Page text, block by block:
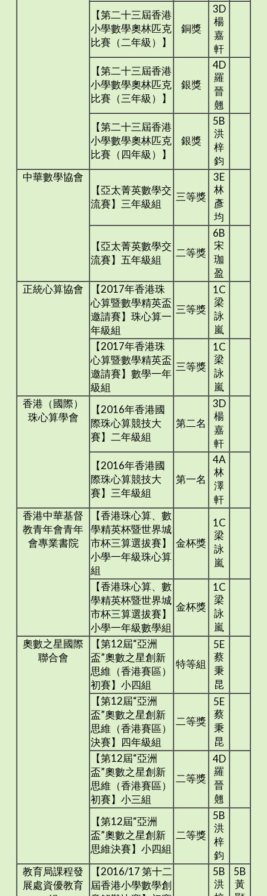
【第二十三屆香港
小學數學奧林匹克
比賽（二年級）】
銅獎
3D
楊
嘉
軒
【第二十三屆香港
小學數學奧林匹克
比賽（三年級）】
銀獎
4D
羅
晉
翹
【第二十三屆香港
小學數學奧林匹克
比賽（四年級）】
銀獎
5B
洪
梓
鈞
中華數學協會
【亞太菁英數學交
流賽】三年級組
三等獎
3E
林
彥
均
【亞太菁英數學交
流賽】五年級組
二等獎
6B
宋
珈
盈
正統心算協會
【2017年香港珠
心算暨數學精英盃
邀請賽】珠心算一
年級組
三等獎
1C
梁
詠
嵐
【2017年香港珠
心算暨數學精英盃
邀請賽】數學一年
級組
三等獎
1C
梁
詠
嵐
香港（國際）
珠心算學會
【2016年香港國
際珠心算競技大
賽】二年級組
第二名
3D
楊
嘉
軒
【2016年香港國
際珠心算競技大
賽】三年級組
第一名
4A
林
澤
軒
香港中華基督
教青年會青年
會專業書院
【香港珠心算、數
學精英杯暨世界城
市杯三算選拔賽】
小學一年級珠心算
組
金杯獎
1C
梁
詠
嵐
【香港珠心算、數
學精英杯暨世界城
市杯三算選拔賽】
小學一年級數學組
金杯獎
1C
梁
詠
嵐
奧數之星國際
聯合會
【第12屆“亞洲
盃”奧數之星創新
思維（香港賽區）
初賽】小四組
特等組
5E
蔡
秉
昆
【第12屆“亞洲
盃”奧數之星創新
思維（香港賽區）
決賽】四年級組
二等獎
5E
蔡
秉
昆
【第12屆“亞洲
盃”奧數之星創新
思維（香港賽區）
初賽】小三組
二等獎
4D
羅
晉
翹
【第12屆“亞洲
盃”奧數之星創新
思維決賽】小四組
二等獎
5B
洪
梓
鈞
教育局課程發
展處資優教育
【2016/17 第十二
屆香港小學數學創
5B
洪
5B
黃